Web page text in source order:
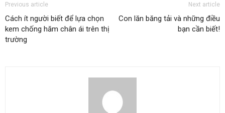
Previous article
Cách ít người biết để lựa chọn
kem chống hăm chân ái trên thị
trường
Next article
Con lăn băng tải và những điều
bạn cần biết!